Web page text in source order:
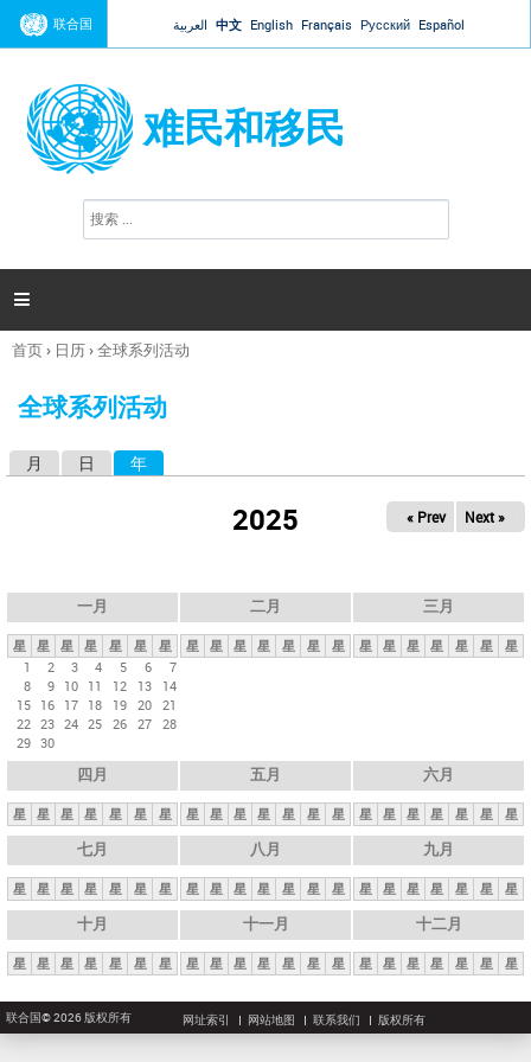
Jump to navigation
联合国 العربية 中文 English Français Русский Español
难民和移民
搜
索

你
这
首页› 日历›全球系列活动
全球系列活动
月 日 年
2025 « Prev Next »
一月
星 星 星 星 星 星
星
1
2 3 4 5 6
7
8
9 10 11 12 13
14
15 16 17 18 19 20 21
22 23 24 25 26 27 28
29 30
二月
星 星 星 星 星 星 星
三月
星 星 星 星 星 星 星
四月
星 星 星 星 星 星 星
五月
星 星 星 星 星 星 星
六月
星 星 星 星 星 星 星
七月
星 星 星 星 星 星 星
八月
星 星 星 星 星 星 星
九月
星 星 星 星 星 星 星
十月
星 星 星 星 星 星 星
十一月
星 星 星 星 星 星 星
十二月
星 星 星 星 星 星 星
联合国© 2026 版权所有 网址索引 网站地图 联系我们 版权所有